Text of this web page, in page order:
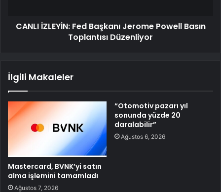
CANLI İZLEYİN: Fed Başkanı Jerome Powell Basın
Toplantısı Düzenliyor
İlgili Makaleler
Mastercard, BVNK’yi satın
alma işlemini tamamladı
Ağustos 7, 2026
“Otomotiv pazarı yıl
sonunda yüzde 20
daralabilir”
Ağustos 6, 2026